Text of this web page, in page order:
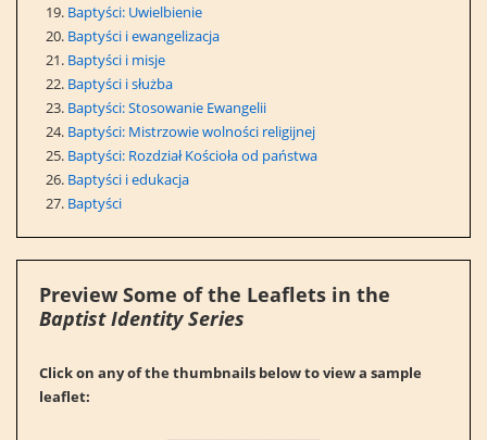
Baptyści: Uwielbienie
Baptyści i ewangelizacja
Baptyści i misje
Baptyści i służba
Baptyści: Stosowanie Ewangelii
Baptyści: Mistrzowie wolności religijnej
Baptyści: Rozdział Kościoła od państwa
Baptyści i edukacja
Baptyści
Preview Some of the Leaflets in the
Baptist Identity Series
Click on any of the thumbnails below to view a sample
leaflet: